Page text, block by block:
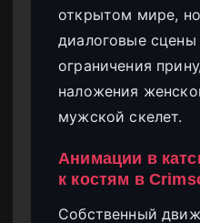
открытом мире,
диалоговые сцены
ограничения
наложения
мужской скелет.
Анимации в
к костям в
Собственный